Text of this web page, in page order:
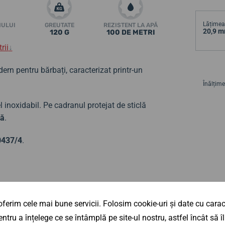
GREUTATE
120 G
REZISTENT LA APĂ
100 DE METRI
↓
pentru bărbați, caracterizat printr-un
Pe cadranul protejat de sticlă
.
4.
20,9
cele mai bune servicii. Folosim cookie-uri și date cu
a înțelege ce se întâmplă pe site-ul nostru, astfel încât